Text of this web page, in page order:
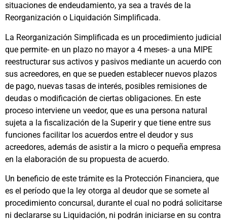
situaciones de endeudamiento, ya sea a través de la
Reorganización o Liquidación Simplificada.
La Reorganización Simplificada es un procedimiento judicial
que permite- en un plazo no mayor a 4 meses- a una MIPE
reestructurar sus activos y pasivos mediante un acuerdo con
sus acreedores, en que se pueden establecer nuevos plazos
de pago, nuevas tasas de interés, posibles remisiones de
deudas o modificación de ciertas obligaciones. En este
proceso interviene un veedor, que es una persona natural
sujeta a la fiscalización de la Superir y que tiene entre sus
funciones facilitar los acuerdos entre el deudor y sus
acreedores, además de asistir a la micro o pequeña empresa
en la elaboración de su propuesta de acuerdo.
Un beneficio de este trámite es la Protección Financiera, que
es el período que la ley otorga al deudor que se somete al
procedimiento concursal, durante el cual no podrá solicitarse
ni declararse su Liquidación, ni podrán iniciarse en su contra